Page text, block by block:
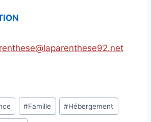
#Famille #Hébergement